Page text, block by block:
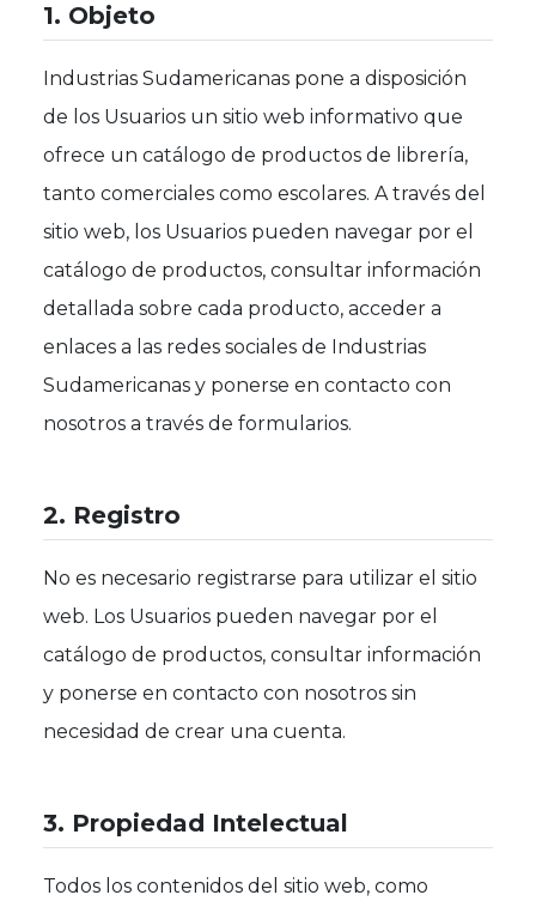
1. Objeto
Industrias Sudamericanas pone a disposición
de los Usuarios un sitio web informativo que
ofrece un catálogo de productos de librería,
tanto comerciales como escolares. A través del
sitio web, los Usuarios pueden navegar por el
catálogo de productos, consultar información
detallada sobre cada producto, acceder a
enlaces a las redes sociales de Industrias
Sudamericanas y ponerse en contacto con
nosotros a través de formularios.
2. Registro
No es necesario registrarse para utilizar el sitio
web. Los Usuarios pueden navegar por el
catálogo de productos, consultar información
y ponerse en contacto con nosotros sin
necesidad de crear una cuenta.
3. Propiedad Intelectual
Todos los contenidos del sitio web, como